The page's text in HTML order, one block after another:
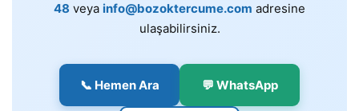
48 veya info@bozoktercume.com adresine
ulaşabilirsiniz.
📞 Hemen Ara 💬 WhatsApp